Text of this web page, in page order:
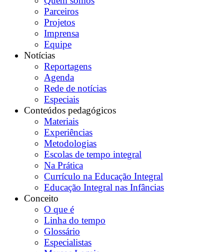
Parceiros
Projetos
Imprensa
Equipe
Notícias
Reportagens
Agenda
Rede de notícias
Especiais
Conteúdos pedagógicos
Materiais
Experiências
Metodologias
Escolas de tempo integral
Na Prática
Currículo na Educação Integral
Educação Integral nas Infâncias
Conceito
O que é
Linha do tempo
Glossário
Especialistas